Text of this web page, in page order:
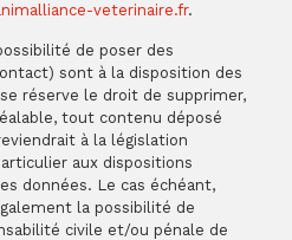
veterinaire.fr.
de poser des
sont à la disposition des
réserve le droit de supprimer,
tout contenu déposé
à la législation
aux dispositions
données. Le cas échéant,
la possibilité de
civile et/ou pénale de